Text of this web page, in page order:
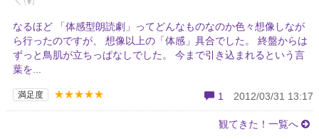
なるほど 「体感型朗読劇」ってどんなものなのか色々想像しなが
ら行ったのですが、 想像以上の「体感」具合でした。 終盤からは
ずっと鳥肌が立ちっぱなしでした。 今まで引き込まれるという言
葉を...
満足度 ★★★★★ 1 2012/03/31 13:17
観てきた！一覧へ